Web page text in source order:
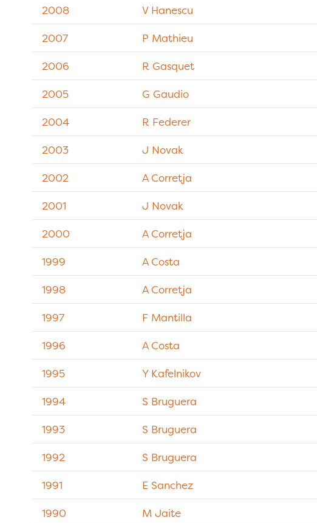
2008
V Hanescu
2007
P Mathieu
2006
R Gasquet
2005
G Gaudio
2004
R Federer
2003
J Novak
2002
A Corretja
2001
J Novak
2000
A Corretja
1999
A Costa
1998
A Corretja
1997
F Mantilla
1996
A Costa
1995
Y Kafelnikov
1994
S Bruguera
1993
S Bruguera
1992
S Bruguera
1991
E Sanchez
1990
M Jaite